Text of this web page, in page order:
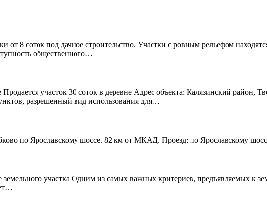
от 8 соток под дачное строительство. Участки с ровным рельефом
общественного…
участок 30 соток в деревне Адрес объекта: Калязинский район,
разрешенный вид использования для…
по Ярославскому шоссе. 82 км от МКАД. Проезд: по Ярославскому
участка Одним из самых важных критериев, предъявляемых к